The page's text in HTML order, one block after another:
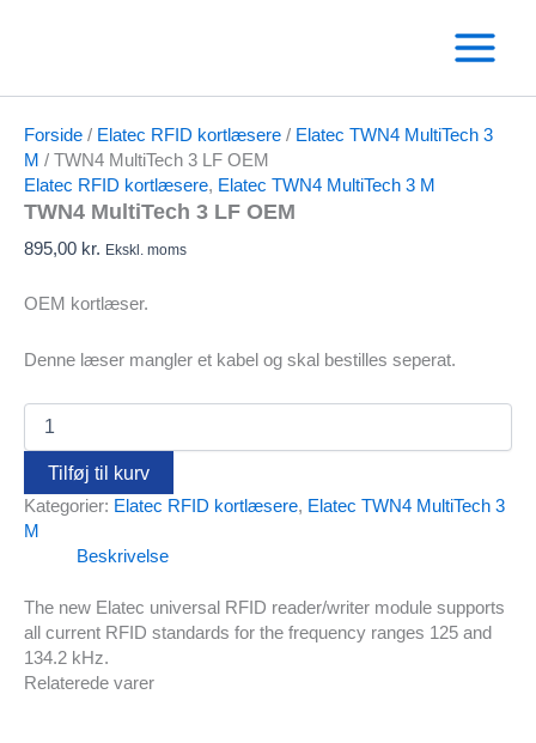
Forside / Elatec RFID kortlæsere / Elatec TWN4 MultiTech 3
M / TWN4 MultiTech 3 LF OEM
Elatec RFID kortlæsere, Elatec TWN4 MultiTech 3 M
TWN4 MultiTech 3 LF OEM
895,00 kr. Ekskl. moms
OEM kortlæser.
Denne læser mangler et kabel og skal bestilles seperat.
TWN4
MultiTech
OEM
antal
Tilføj til kurv
Kategorier: Elatec RFID kortlæsere, Elatec TWN4 MultiTech 3
M
Beskrivelse
The new Elatec universal RFID reader/writer module supports
all current RFID standards for the frequency ranges 125 and
134.2 kHz.
Relaterede varer